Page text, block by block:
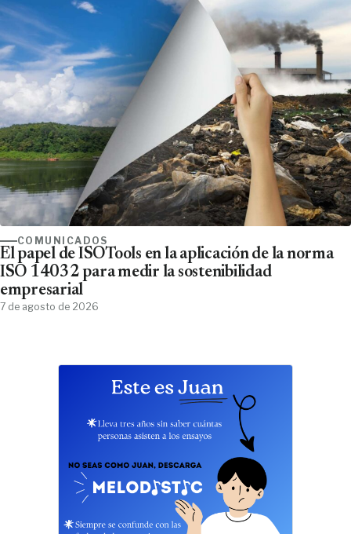
COMUNICADOS
El papel de ISOTools en la aplicación de la norma
ISO 14032 para medir la sostenibilidad
empresarial
7 de agosto de 2026